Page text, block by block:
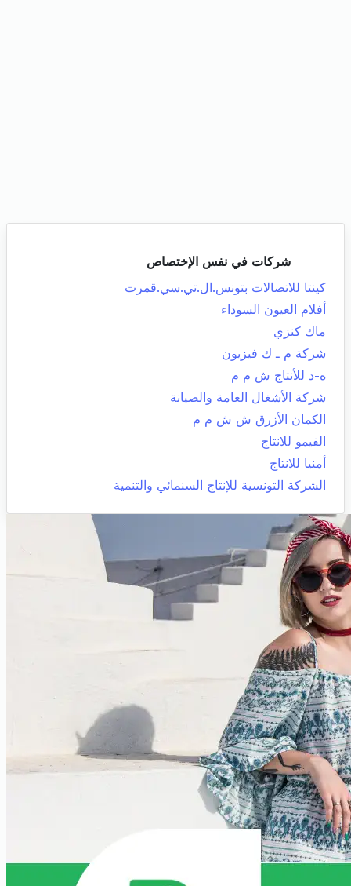
شركات في نفس الإختصاص
كينتا للاتصالات بتونس.ال.تي.سي.قمرت
أفلام العيون السوداء
ماك كنزي
شركة م ـ ك فيزيون
ه-د للأنتاج ش م م
شركة الأشغال العامة والصيانة
الكمان الأزرق ش ش م م
الفيمو للانتاج
أمنيا للانتاج
الشركة التونسية للإنتاج السنمائي والتنمية